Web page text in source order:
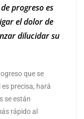
progreso es
el dolor de
dilucidar su
que se
precisa, hará
se están
rápido al